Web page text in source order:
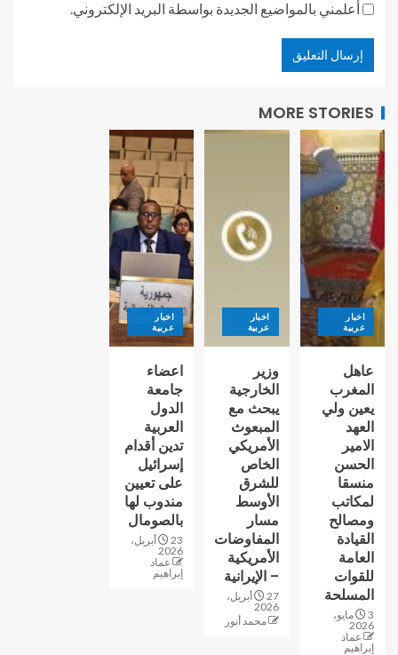
أعلمني بالمواضيع الجديدة بواسطة البريد الإلكتروني.
MORE STORIES
اخبار
عربية
عاهل
المغرب
يعين ولي
العهد
الامير
الحسن
منسقا
لمكاتب
ومصالح
القيادة
العامة
للقوات
المسلحة
3 مايو،
2026
عماد
إبراهيم
اخبار
عربية
وزير
الخارجية
يبحث مع
المبعوث
الأمريكي
الخاص
للشرق
الأوسط
مسار
المفاوضات
الأمريكية
– الإيرانية
27 أبريل،
2026
محمد أنور
اخبار
عربية
اعضاء
جامعة
الدول
العربية
تدين أقدام
إسرائيل
على تعيين
مندوب لها
بالصومال
23 أبريل،
2026
عماد
إبراهيم